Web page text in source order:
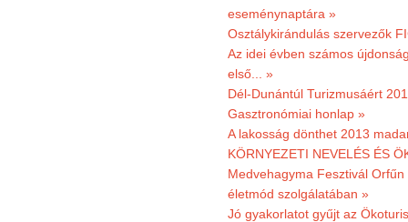
eseménynaptára »
Osztálykirándulás szervezők
Az idei évben számos
első... »
Dél-Dunántúl Turizmusáért
Gasztronómiai honlap »
A lakosság dönthet 2013
KÖRNYEZETI NEVELÉS ÉS
Medvehagyma Fesztivál
életmód szolgálatában »
Jó gyakorlatot gyűjt az